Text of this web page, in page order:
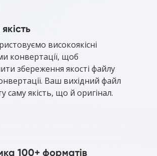
високоякісні
конвертації, щоб
збереження якості файлу
Ваш вихідний файл
саму якість, що й оригінал.
100+ форматів